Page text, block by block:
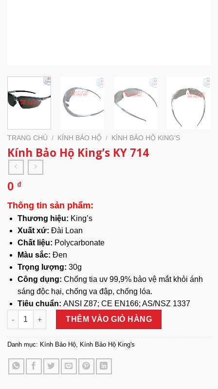
TRANG CHỦ / KÍNH BẢO HỘ / KÍNH BẢO HỘ KING'S
Kính Bảo Hộ King’s KY 714
0 ₫
Thông tin sản phẩm:
Thương hiệu: King’s
Xuất xứ: Đài Loan
Chất liệu: Polycarbonate
Màu sắc: Đen
Trọng lượng: 30g
Công dụng: Chống tia uv 99,9% bảo vệ mắt khỏi ánh
sáng độc hại, chống va đập, chống lóa.
Tiêu chuẩn: ANSI Z87; CE EN166; AS/NSZ 1337
Kính Bảo Hộ King's KY 714 số lượng
THÊM VÀO GIỎ HÀNG
Danh mục: Kính Bảo Hộ, Kính Bảo Hộ King's